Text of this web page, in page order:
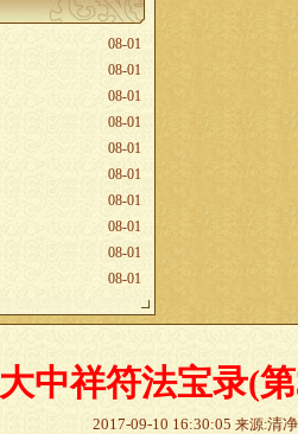
08-01
08-01
08-01
08-01
08-01
08-01
08-01
08-01
08-01
08-01
大中祥符法宝录(
2017-09-10 16:30:05 来源:清